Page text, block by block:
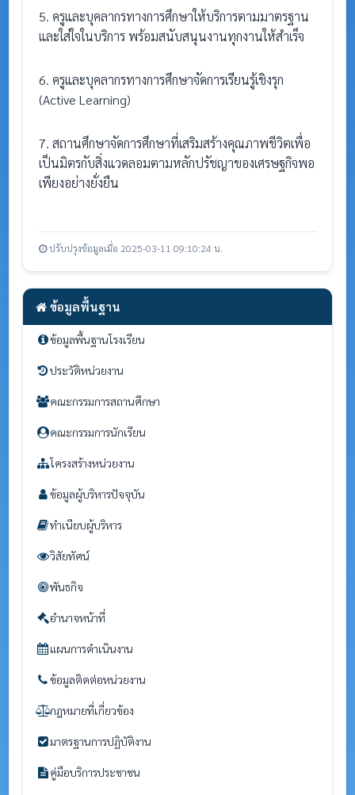
ข้อมูลพื้นฐาน
ข้อมูลพื้นฐานโรงเรียน
ประวัติหน่วยงาน
คณะกรรมการสถานศึกษา
คณะกรรมการนักเรียน
โครงสร้างหน่วยงาน
ข้อมูลผู้บริหารปัจจุบัน
ทำเนียบผู้บริหาร
วิสัยทัศน์
พันธกิจ
อำนาจหน้าที่
แผนการดำเนินงาน
ข้อมูลติดต่อหน่วยงาน
กฎหมายที่เกี่ยวข้อง
มาตรฐานการปฏิบัติงาน
คู่มือบริการประชาชน
5. ครูและบุคลากรทางการศึกษาให้บริการตามมาตรฐาน
และใส่ใจในบริการ พร้อมสนับสนุนงานทุกงานให้สำเร็จ
6. ครูและบุคลากรทางการศึกษาจัดการเรียนรู้เชิงรุก
(Active Learning)
7. สถานศึกษาจัดการศึกษาที่เสริมสร้างคุณภาพชีวิตเพื่อ
เป็นมิตรกับสิ่งแวดลอมตามหลักปรัชญาของเศรษฐกิจพอ
เพียงอย่างยั่งยืน
ปรับปรุงข้อมูลเมื่อ 2025-03-11 09:10:24 น.